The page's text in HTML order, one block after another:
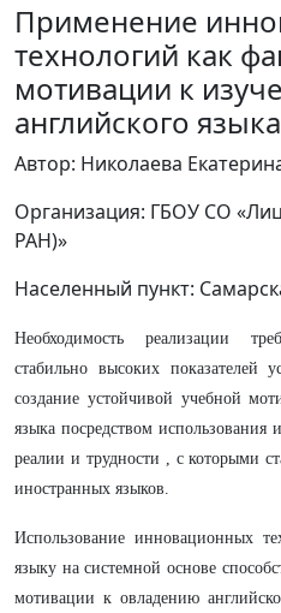
Применение
технологий как
мотивации к
английского языка
Автор: Николаева
Организация: ГБОУ СО
РАН)»
Населенный пункт:
Необходимость реализации
стабильно высоких показателей
создание устойчивой учебной
языка посредством
реалии и трудности , с которыми
иностранных языков.
Использование инновационных
языку на системной основе
мотивации к овладению